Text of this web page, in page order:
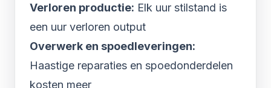
Verloren productie: Elk uur stilstand is
een uur verloren output
Overwerk en spoedleveringen:
Haastige reparaties en spoedonderdelen
kosten meer